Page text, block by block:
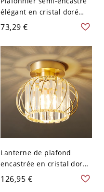
élégant en cristal doré
avec abat-jour en cristal
clair - Lanterne 110 V-120
V
73,29 €
Lanterne de plafond
encastrée en cristal doré -
Style moderne, 1 lumière,
5-9 pouces - 110 V-120 V
126,95 €